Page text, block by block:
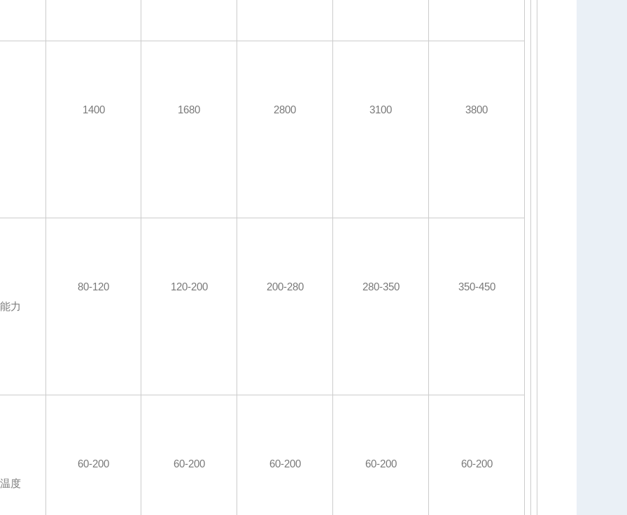
1400 1680 2800 3100 3800
力
80-120 120-200 200-280 280-350 350-450
度
60-200 60-200 60-200 60-200 60-200